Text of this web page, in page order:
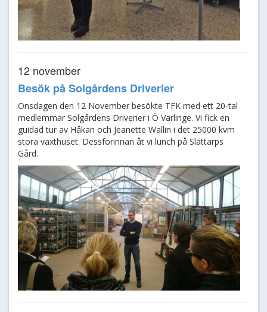
12 november
Besök på Solgårdens Driverier
Onsdagen den 12 November besökte TFK med ett 20-tal
medlemmar Solgårdens Driverier i Ö Värlinge. Vi fick en
guidad tur av Håkan och Jeanette Wallin i det 25000 kvm
stora växthuset. Dessförinnan åt vi lunch på Slättarps
Gård.